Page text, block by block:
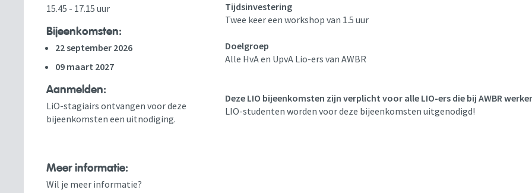
15.45 - 17.15 uur
Bijeenkomsten:
22 september 2026
09 maart 2027
Aanmelden:
LiO-stagiairs ontvangen voor deze
bijeenkomsten een uitnodiging.
Meer informatie:
Wil je meer informatie?
Tijdsinvestering
Twee keer een workshop van 1.5 uur
Doelgroep
Alle HvA en UpvA Lio-ers van AWBR
Deze LIO bijeenkomsten zijn verplicht voor alle LIO-ers die bij AWBR
LIO-studenten worden voor deze bijeenkomsten uitgenodigd!